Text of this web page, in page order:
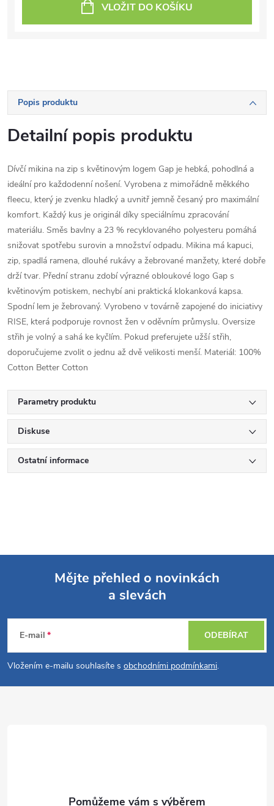
VLOŽIT DO KOŠÍKU
Popis produktu
Detailní popis produktu
Dívčí mikina na zip s květinovým logem Gap je hebká, pohodlná a
ideální pro každodenní nošení. Vyrobena z mimořádně měkkého
fleecu, který je zvenku hladký a uvnitř jemně česaný pro maximální
komfort. Každý kus je originál díky speciálnímu zpracování
materiálu. Směs bavlny a 23 % recyklovaného polyesteru pomáhá
snižovat spotřebu surovin a množství odpadu. Mikina má kapuci,
zip, spadlá ramena, dlouhé rukávy a žebrované manžety, které dobře
drží tvar. Přední stranu zdobí výrazné obloukové logo Gap s
květinovým potiskem, nechybí ani praktická klokanková kapsa.
Spodní lem je žebrovaný. Vyrobeno v továrně zapojené do iniciativy
RISE, která podporuje rovnost žen v oděvním průmyslu. Oversize
střih je volný a sahá ke kyčlím. Pokud preferujete užší střih,
doporučujeme zvolit o jednu až dvě velikosti menší. Materiál: 100%
Cotton Better Cotton
Parametry produktu
Diskuse
Ostatní informace
p
a
Mějte přehled o novinkách
a slevách
E-mail
Vložením e-mailu souhlasíte s obchodními podmínkami.
ODEBÍRAT